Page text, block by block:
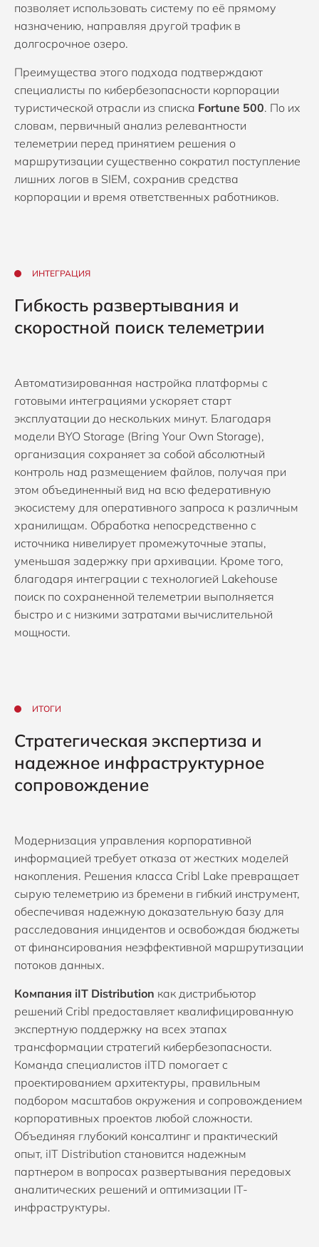
позволяет использовать систему по её прямому
назначению, направляя другой трафик в
долгосрочное озеро.
Преимущества этого подхода подтверждают
специалисты по кибербезопасности корпорации
туристической отрасли из списка Fortune 500. По их
словам, первичный анализ релевантности
телеметрии перед принятием решения о
маршрутизации существенно сократил поступление
лишних логов в SIEM, сохранив средства
корпорации и время ответственных работников.
ИНТЕГРАЦИЯ
Гибкость развертывания и
скоростной поиск телеметрии
Автоматизированная настройка платформы с
готовыми интеграциями ускоряет старт
эксплуатации до нескольких минут. Благодаря
модели BYO Storage (Bring Your Own Storage),
организация сохраняет за собой абсолютный
контроль над размещением файлов, получая при
этом объединенный вид на всю федеративную
экосистему для оперативного запроса к различным
хранилищам. Обработка непосредственно с
источника нивелирует промежуточные этапы,
уменьшая задержку при архивации. Кроме того,
благодаря интеграции с технологией Lakehouse
поиск по сохраненной телеметрии выполняется
быстро и с низкими затратами вычислительной
мощности.
ИТОГИ
Стратегическая экспертиза и
надежное инфраструктурное
сопровождение
Модернизация управления корпоративной
информацией требует отказа от жестких моделей
накопления. Решения класса Cribl Lake превращает
сырую телеметрию из бремени в гибкий инструмент,
обеспечивая надежную доказательную базу для
расследования инцидентов и освобождая бюджеты
от финансирования неэффективной маршрутизации
потоков данных.
Компания iIT Distribution как дистрибьютор
решений Cribl предоставляет квалифицированную
экспертную поддержку на всех этапах
трансформации стратегий кибербезопасности.
Команда специалистов iITD помогает с
проектированием архитектуры, правильным
подбором масштабов окружения и сопровождением
корпоративных проектов любой сложности.
Объединяя глубокий консалтинг и практический
опыт, iIT Distribution становится надежным
партнером в вопросах развертывания передовых
аналитических решений и оптимизации IT-
инфраструктуры.